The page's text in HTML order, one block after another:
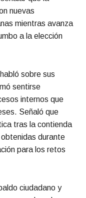
nuevas
mientras avanza
a la elección
sobre sus
sentirse
internos que
Señaló que
tras la contienda
durante
para los retos
ciudadano y